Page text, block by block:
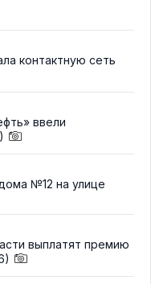
контактную сеть
ввели
№12 на улице
выплатят премию